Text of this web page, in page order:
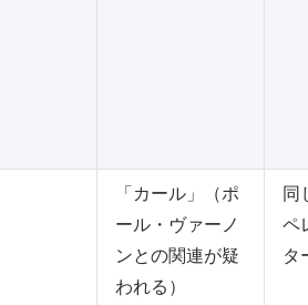
「カール」（ポ
ール・ヴァーノ
ンとの関連が疑
われる）
同
ペ
タ